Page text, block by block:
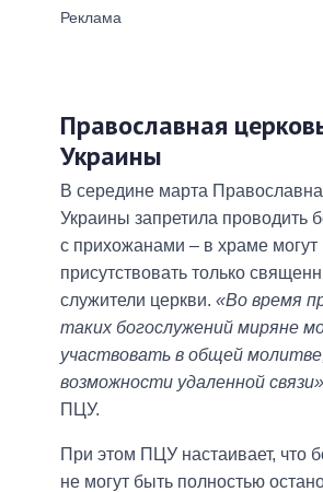
Православная
Украины
В середине марта
Украины запретила проводить
с прихожанами – в храме могут
присутствовать только
служители церкви. «Во время
таких богослужений миряне
участвовать в общей
возможности удаленной связи»
ПЦУ.
При этом ПЦУ настаивает, что
не могут быть полностью